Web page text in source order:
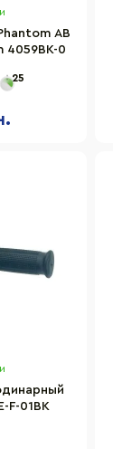
AB
4059BK-0
25
F-01BK